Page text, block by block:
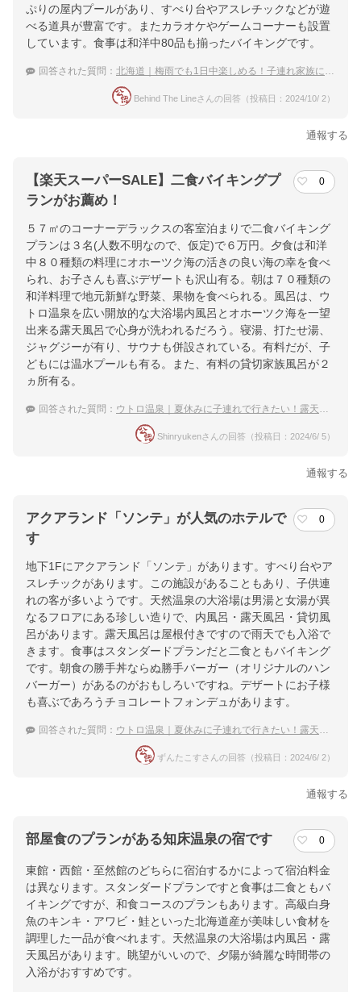
ぷりの屋内プールがあり、すべり台やアスレチックなどが遊
べる道具が豊富です。またカラオケやゲームコーナーも設置
しています。食事は和洋中80品も揃ったバイキングです。
回答された質問： 北海道｜梅雨でも1日中楽しめる！子連れ家族におすすめの温泉宿は？
Behind The Lineさんの回答（投稿日：2024/10/ 2）
通報する
【楽天スーパーSALE】二食バイキングプ
ランがお薦め！
0
５７㎡のコーナーデラックスの客室泊まりで二食バイキング
プランは３名(人数不明なので、仮定)で６万円。夕食は和洋
中８０種類の料理にオホーツク海の活きの良い海の幸を食べ
られ、お子さんも喜ぶデザートも沢山有る。朝は７０種類の
和洋料理で地元新鮮な野菜、果物を食べられる。風呂は、ウ
トロ温泉を広い開放的な大浴場内風呂とオホーツク海を一望
出来る露天風呂で心身が洗われるだろう。寝湯、打たせ湯、
ジャグジーが有り、サウナも併設されている。有料だが、子
どもには温水プールも有る。また、有料の貸切家族風呂が２
ヵ所有る。
回答された質問： ウトロ温泉｜夏休みに子連れで行きたい！露天風呂がある宿のおすすめは？
Shinryukenさんの回答（投稿日：2024/6/ 5）
通報する
アクアランド「ソンテ」が人気のホテルで
す
0
地下1Fにアクアランド「ソンテ」があります。すべり台やア
スレチックがあります。この施設があることもあり、子供連
れの客が多いようです。天然温泉の大浴場は男湯と女湯が異
なるフロアにある珍しい造りで、内風呂・露天風呂・貸切風
呂があります。露天風呂は屋根付きですので雨天でも入浴で
きます。食事はスタンダードプランだと二食ともバイキング
です。朝食の勝手丼ならぬ勝手バーガー（オリジナルのハン
バーガー）があるのがおもしろいですね。デザートにお子様
も喜ぶであろうチョコレートフォンデュがあります。
回答された質問： ウトロ温泉｜夏休みに子連れで行きたい！露天風呂がある宿のおすすめは？
ずんたこすさんの回答（投稿日：2024/6/ 2）
通報する
部屋食のプランがある知床温泉の宿です 0
東館・西館・至然館のどちらに宿泊するかによって宿泊料金
は異なります。スタンダードプランですと食事は二食ともバ
イキングですが、和食コースのプランもあります。高級白身
魚のキンキ・アワビ・鮭といった北海道産が美味しい食材を
調理した一品が食べれます。天然温泉の大浴場は内風呂・露
天風呂があります。眺望がいいので、夕陽が綺麗な時間帯の
入浴がおすすめです。